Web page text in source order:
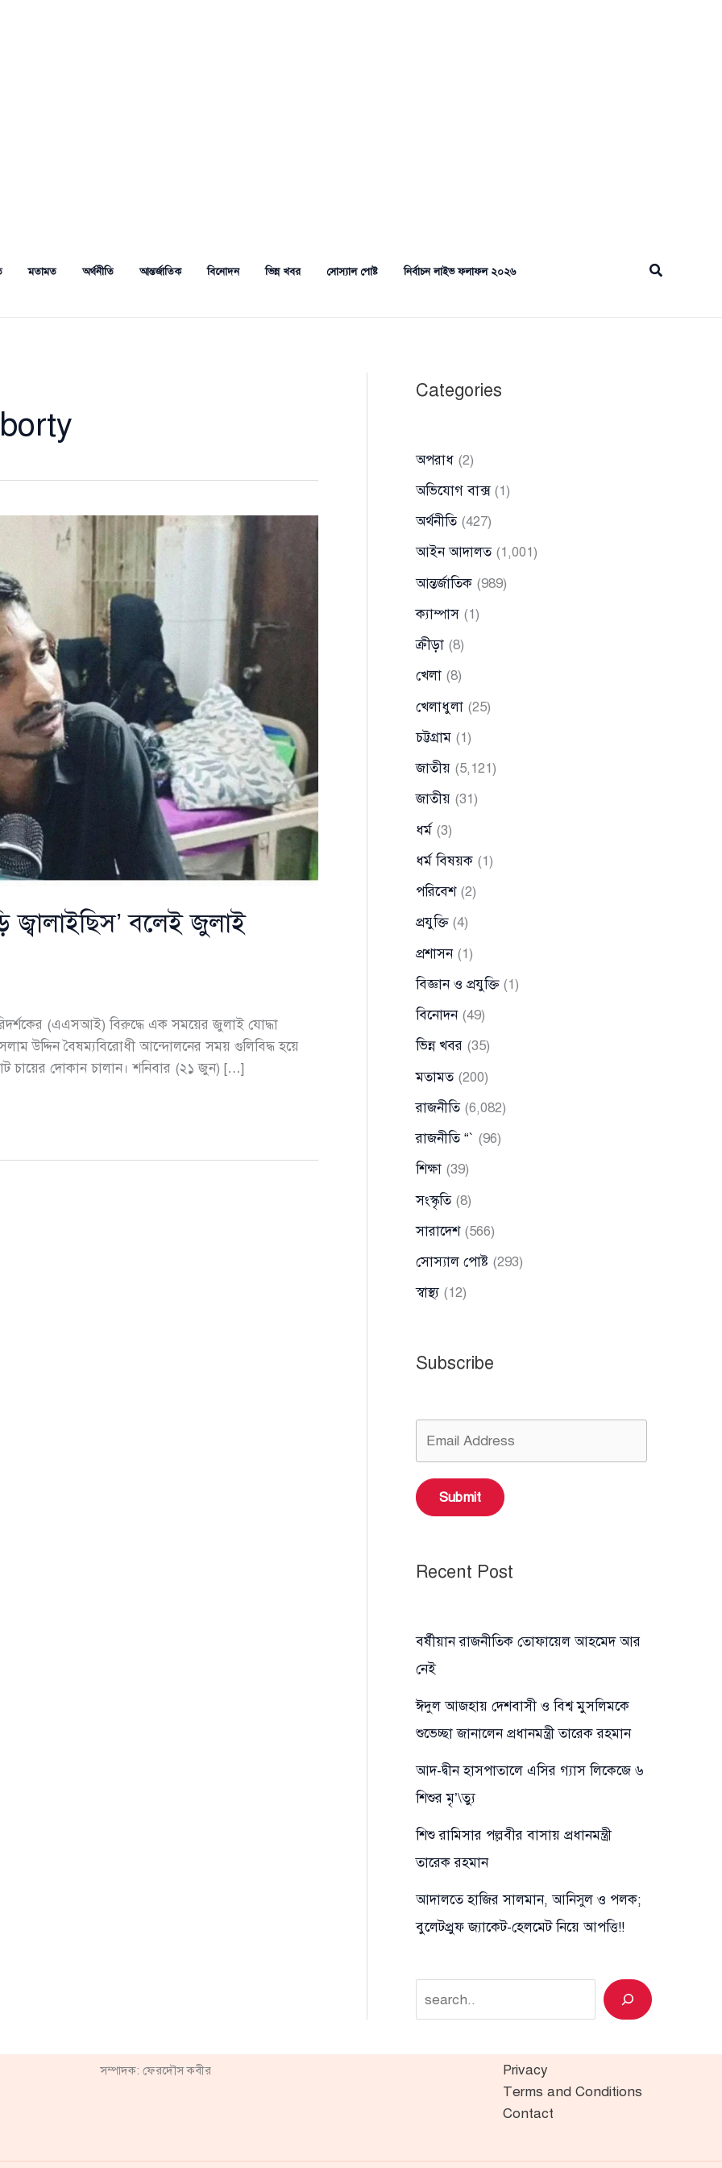
মতামত অর্থনীতি আন্তর্জাতিক বিনোদন ভিন্ন খবর সোস্যাল পোষ্ট নির্বাচন লাইভ ফলাফল ২০২৬ Search
বলেই জুলাই
(এএসআই) বিরুদ্ধে এক সময়ের জুলাই যোদ্ধা
উদ্দিন বৈষম্যবিরোধী আন্দোলনের সময় গুলিবিদ্ধ হয়ে
চায়ের দোকান চালান। শনিবার (২১ জুন) […]
Categories
অপরাধ (2)
অভিযোগ বাক্স(1)
অর্থনীতি(427)
আইন আদালত(1,001)
আন্তর্জাতিক (989)
ক্যাম্পাস (1)
ক্রীড়া (8)
খেলা (8)
খেলাধুলা (25)
চট্টগ্রাম (1)
জাতীয় (5,121)
জাতীয় (31)
ধর্ম (3)
ধর্ম বিষয়ক (1)
পরিবেশ(2)
প্রযুক্তি(4)
প্রশাসন(1)
বিজ্ঞান ও প্রযুক্তি(1)
বিনোদন(49)
ভিন্ন খবর (35)
মতামত(200)
রাজনীতি(6,082)
রাজনীতি “` (96)
শিক্ষা (39)
সংস্কৃতি(8)
সারাদেশ(566)
সোস্যাল পোষ্ট (293)
স্বাস্থ্য (12)
Subscribe
Submit
Recent Post
বর্ষীয়ান রাজনীতিক তোফায়েল আহমেদ আর
নেই
ঈদুল আজহায় দেশবাসী ও বিশ্ব মুসলিমকে
শুভেচ্ছা জানালেন প্রধানমন্ত্রী তারেক রহমান
আদ-দ্বীন হাসপাতালে এসির গ্যাস লিকেজে ৬
শিশুর মৃ’\ত্যু
শিশু রামিসার পল্লবীর বাসায় প্রধানমন্ত্রী
তারেক রহমান
আদালতে হাজির সালমান, আনিসুল ও পলক;
বুলেটপ্রুফ জ্যাকেট-হেলমেট নিয়ে আপত্তি!!
সম্পাদক: ফেরদৌস কবীর
Privacy
Terms and Conditions
Contact